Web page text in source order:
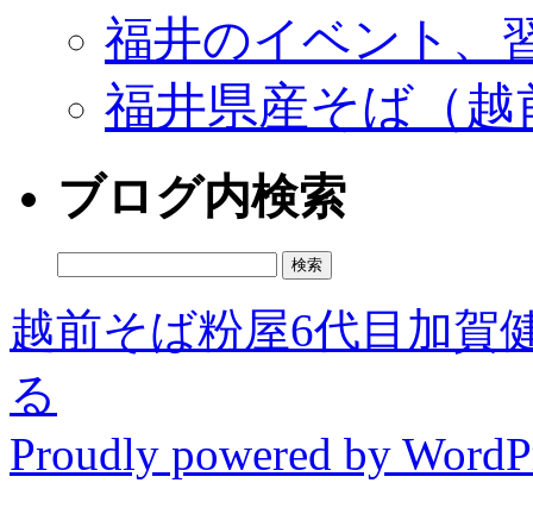
福井のイベント、
福井県産そば（越
ブログ内検索
越前そば粉屋6代目加賀
る
Proudly powered by